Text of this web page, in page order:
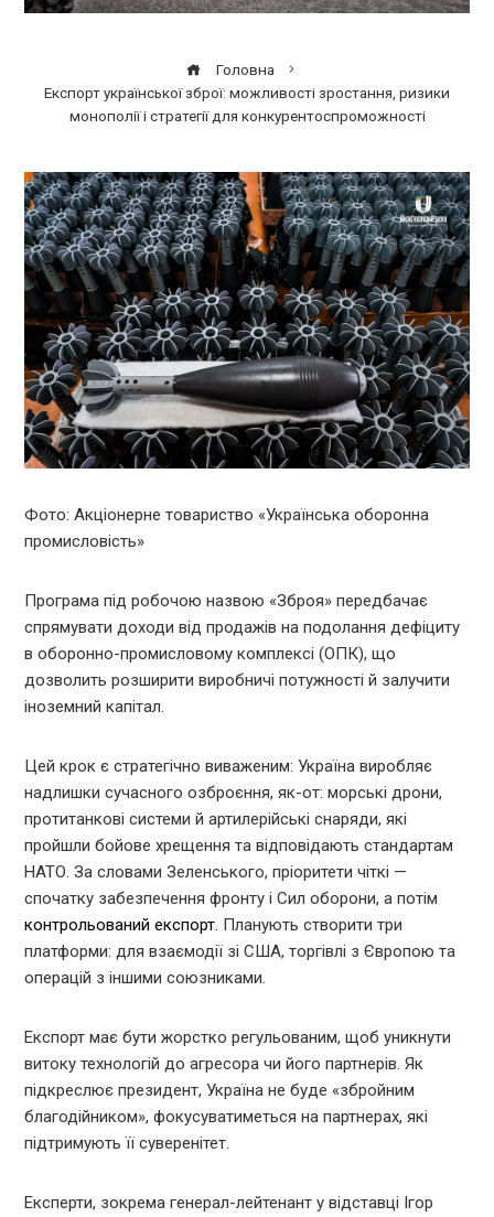
Головна
Експорт української зброї: можливості зростання, ризики
монополії і стратегії для конкурентоспроможності
Фото: Акціонерне товариство «Українська оборонна
промисловість»
Програма під робочою назвою «Зброя» передбачає
спрямувати доходи від продажів на подолання дефіциту
в оборонно-промисловому комплексі (ОПК), що
дозволить розширити виробничі потужності й залучити
іноземний капітал.
Цей крок є стратегічно виваженим: Україна виробляє
надлишки сучасного озброєння, як-от: морські дрони,
протитанкові системи й артилерійські снаряди, які
пройшли бойове хрещення та відповідають стандартам
НАТО. За словами Зеленського, пріоритети чіткі —
спочатку забезпечення фронту і Сил оборони, а потім
контрольований експорт. Планують створити три
платформи: для взаємодії зі США, торгівлі з Європою та
операцій з іншими союзниками.
Експорт має бути жорстко регульованим, щоб уникнути
витоку технологій до агресора чи його партнерів. Як
підкреслює президент, Україна не буде «збройним
благодійником», фокусуватиметься на партнерах, які
підтримують її суверенітет.
Експерти, зокрема генерал-лейтенант у відставці Ігор